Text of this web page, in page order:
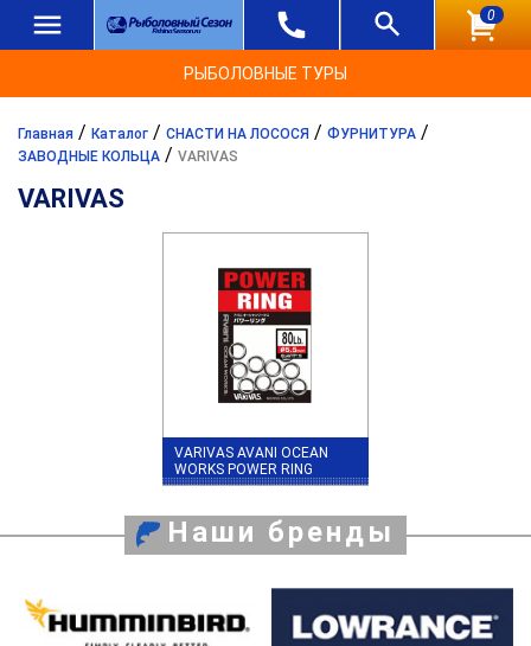
0
РЫБОЛОВНЫЕ ТУРЫ
Главная / Каталог / СНАСТИ НА ЛОСОСЯ / ФУРНИТУРА /
ЗАВОДНЫЕ КОЛЬЦА / VARIVAS
VARIVAS
VARIVAS AVANI OCEAN
WORKS POWER RING
Наши бренды